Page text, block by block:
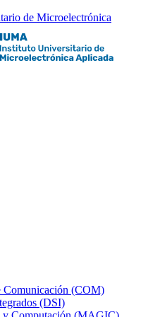
de Microelectrónica
Comunicación (COM)
(DSI)